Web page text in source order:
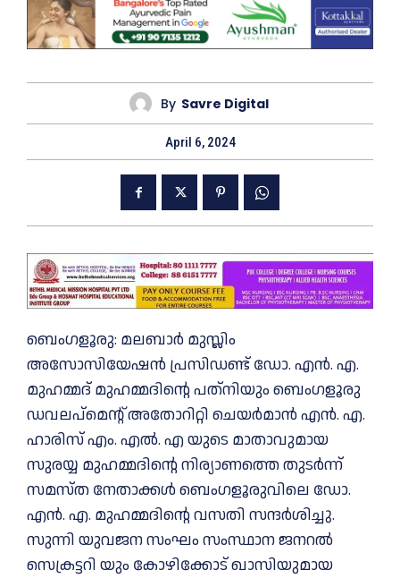
By Savre Digital
April 6, 2024
ബെംഗളൂരു: മലബാര്‍ മുസ്ലിം
അസോസിയേഷന്‍ പ്രസിഡണ്ട് ഡോ. എന്‍. എ.
മുഹമ്മദ് മുഹമ്മദിന്റെ പത്‌നിയും ബെംഗളൂരു
ഡവലപ്‌മെന്റ് അതോറിറ്റി ചെയര്‍മാന്‍ എന്‍. എ.
ഹാരിസ് എം. എല്‍. എ യുടെ മാതാവുമായ
സുരയ്യ മുഹമ്മദിന്റെ നിര്യാണത്തെ തുടര്‍ന്ന്
സമസ്ത നേതാക്കള്‍ ബെംഗളൂരുവിലെ ഡോ.
എന്‍. എ. മുഹമ്മദിന്റെ വസതി സന്ദര്‍ശിച്ചു.
സുന്നി യുവജന സംഘം സംസ്ഥാന ജനറല്‍
സെക്രട്ടറി യും കോഴിക്കോട് ഖാസിയുമായ